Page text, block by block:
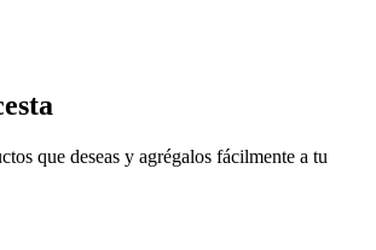
que deseas y agrégalos fácilmente a tu